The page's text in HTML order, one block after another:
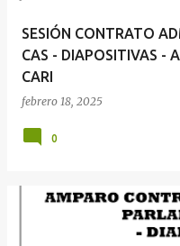
SESIÓN CONTRATO
CAS - DIAPOSITIVAS -
CARI
febrero 18, 2025
0